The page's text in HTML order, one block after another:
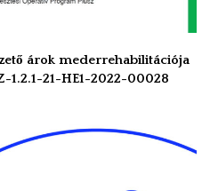
árok mederrehabilitációja
1.2.1-21-HE1-2022-00028